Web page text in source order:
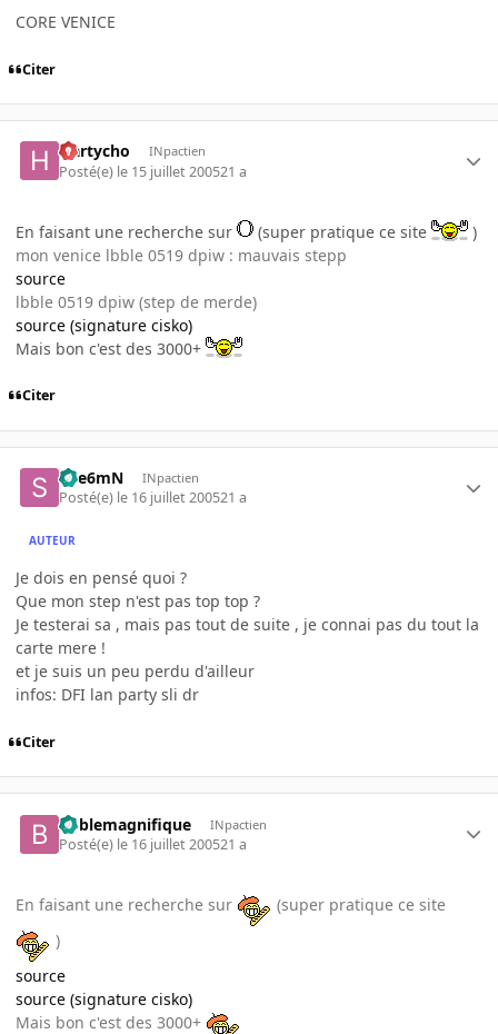
CORE VENICE
Citer
Hartycho INpactien
Posté(e) le 15 juillet 200521 a
En faisant une recherche sur (super pratique ce site
)
mon venice lbble 0519 dpiw : mauvais stepp
source
lbble 0519 dpiw (step de merde)
source (signature cisko)
Mais bon c'est des 3000+
Citer
Spe6mN INpactien
Posté(e) le 16 juillet 200521 a
AUTEUR
Je dois en pensé quoi ?
Que mon step n'est pas top top ?
Je testerai sa , mais pas tout de suite , je connai pas du tout la
carte mere !
et je suis un peu perdu d'ailleur
infos: DFI lan party sli dr
Citer
boblemagnifique INpactien
Posté(e) le 16 juillet 200521 a
En faisant une recherche sur
(super pratique ce site
)
source
source (signature cisko)
Mais bon c'est des 3000+